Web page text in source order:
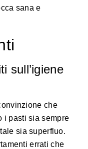
sana e
sull’igiene
che
i pasti sia sempre
sia superfluo.
errati che